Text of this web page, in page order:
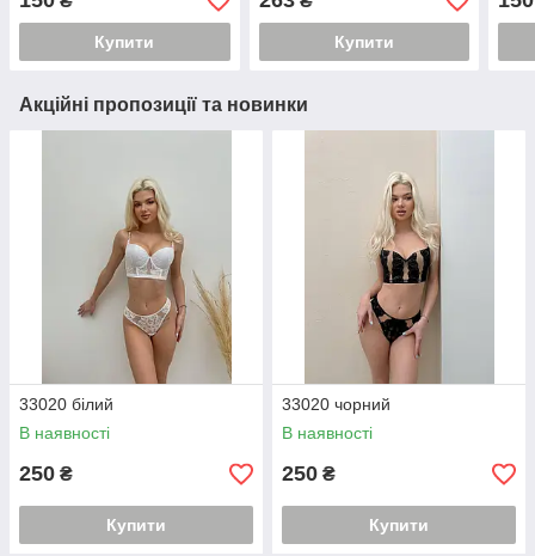
Купити Купити
Акційні пропозиції та новинки
33020 білий
В наявності
250 ₴
Купити
33020 чорний
В наявності
250 ₴
Купити